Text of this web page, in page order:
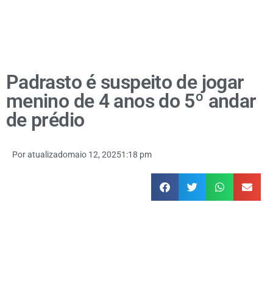
Padrasto é suspeito de jogar
menino de 4 anos do 5º andar
de prédio
Poratualizadomaio 12, 20251:18 pm